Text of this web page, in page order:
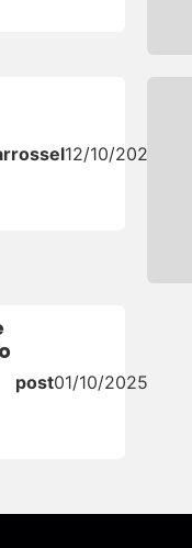
12/10/2025
post01/10/2025